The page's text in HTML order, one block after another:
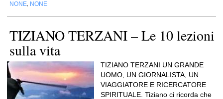
NONE NONE
TIZIANO TERZANI – Le 10 lezioni
sulla vita
TIZIANO TERZANI UN GRANDE
UOMO, UN GIORNALISTA, UN
VIAGGIATORE E RICERCATORE
SPIRITUALE. Tiziano ci ricorda che